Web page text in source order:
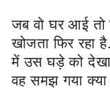
जब वो घर आई तो
खोजता फिर रहा
में उस घड़े को देखा
वह समझ गया क्या